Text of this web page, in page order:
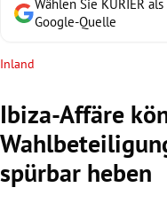
Wählen Sie KURIER
Google-Quelle
Inland
Ibiza-Affäre
spürbar heben